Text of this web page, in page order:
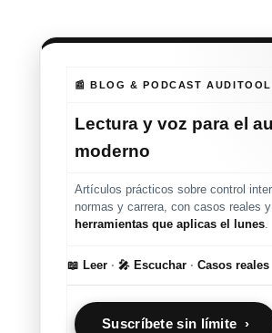
📰 BLOG & PODCAST AUDITOOL
Lectura y voz para el
moderno
Artículos prácticos sobre control
normas y carrera, con casos reales y
herramientas que aplicas el lunes.
📖 Leer · 🎤 Escuchar · Casos reales
Suscríbete sin límite ›